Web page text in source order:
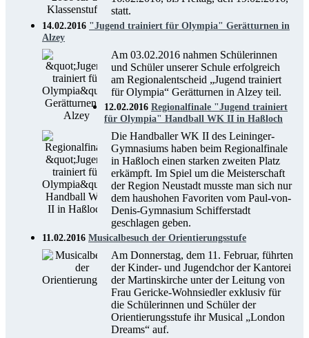
statt.
14.02.2016 "Jugend trainiert für Olympia" Gerätturnen in
Alzey
Am 03.02.2016 nahmen Schülerinnen
und Schüler unserer Schule erfolgreich
am Regionalentscheid „Jugend trainiert
für Olympia“ Gerätturnen in Alzey teil.
12.02.2016 Regionalfinale "Jugend trainiert
für Olympia" Handball WK II in Haßloch
Die Handballer WK II des Leininger-
Gymnasiums haben beim Regionalfinale
in Haßloch einen starken zweiten Platz
erkämpft. Im Spiel um die Meisterschaft
der Region Neustadt musste man sich nur
dem haushohen Favoriten vom Paul-von-
Denis-Gymnasium Schifferstadt
geschlagen geben.
11.02.2016 Musicalbesuch der Orientierungsstufe
Am Donnerstag, dem 11. Februar, führten
der Kinder- und Jugendchor der Kantorei
der Martinskirche unter der Leitung von
Frau Gericke-Wohnsiedler exklusiv für
die Schülerinnen und Schüler der
Orientierungsstufe ihr Musical „London
Dreams“ auf.